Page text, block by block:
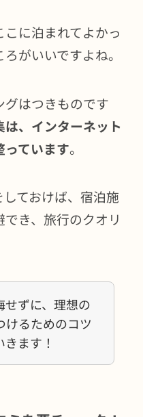
に泊まれてよかっ
がいいですよね。
はつきものです
、インターネット
っています。
ておけば、宿泊施
き、旅行のクオリ
せずに、理想の
けるためのコツ
ます！